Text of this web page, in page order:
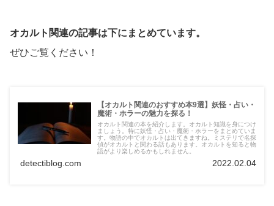
オカルト関連の記事は下にまとめています。
ぜひご覧ください！
【オカルト関連のおすすめ本9選】妖怪・占い・
魔術・ホラーの魅力を探る！
オカルト関連の本を紹介します。オカルト知識を身につけ
ましょう。特に妖怪・占い・魔術・ホラーをまとめていま
す。物語の中でオカルトは出てきますね。ミステリで名探
偵がオカルトと関わる話もあります。オカルトを知ると物
語がより楽しめるかもしれません。
detectiblog.com 2022.02.04